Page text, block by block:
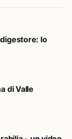
lo
di Valle